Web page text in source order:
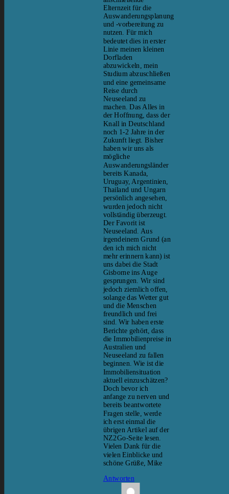
Elternzeit für die
Auswanderungsplanung
und -vorbereitung zu
nutzen. Für mich
bedeutet dies in erster
Linie meinen kleinen
Dorfladen
abzuwickeln, mein
Studium abzuschließen
und eine gemeinsame
Reise durch
Neuseeland zu
machen. Das Alles in
der Hoffnung, dass der
Knall in Deutschland
noch 1-2 Jahre in der
Zukunft liegt. Bisher
haben wir uns als
mögliche
Auswanderungsländer
bereits Kanada,
Uruguay, Argentinien,
Thailand und Ungarn
persönlich angesehen,
wurden jedoch nicht
vollständig überzeugt.
Der Favorit ist
Neuseeland. Aus
irgendeinem Grund (an
den ich mich nicht
mehr erinnern kann) ist
uns dabei die Stadt
Gisborne ins Auge
gesprungen. Wir sind
jedoch ziemlich offen,
solange das Wetter gut
und die Menschen
freundlich und frei
sind. Wir haben erste
Berichte gehört, dass
die Immobilienpreise in
Australien und
Neuseeland zu fallen
beginnen. Wie ist die
Immobiliensituation
aktuell einzuschätzen?
Doch bevor ich
anfange zu nerven und
bereits beantwortete
Fragen stelle, werde
ich erst einmal die
übrigen Artikel auf der
NZ2Go-Seite lesen.
Vielen Dank für die
vielen Einblicke und
schöne Grüße, Mike
Antworten